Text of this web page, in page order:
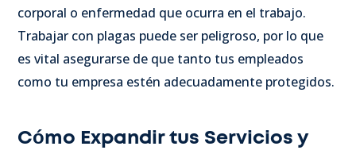
corporal o enfermedad que ocurra en el trabajo.
Trabajar con plagas puede ser peligroso, por lo que
es vital asegurarse de que tanto tus empleados
como tu empresa estén adecuadamente protegidos.
Cómo Expandir tus Servicios y